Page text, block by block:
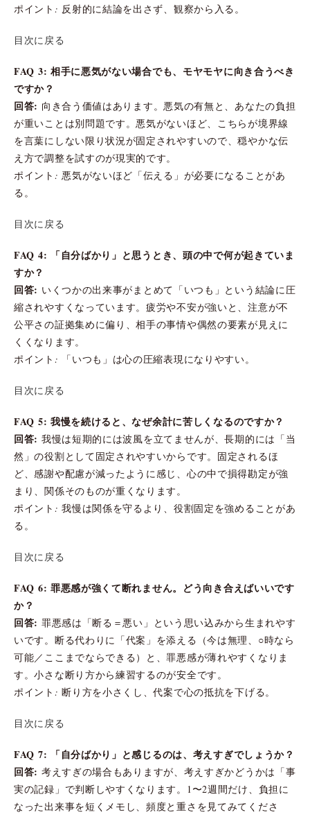
ポイント: 反射的に結論を出さず、観察から入る。
目次に戻る
FAQ 3: 相手に悪気がない場合でも、モヤモヤに向き合うべき
ですか？
回答: 向き合う価値はあります。悪気の有無と、あなたの負担
が重いことは別問題です。悪気がないほど、こちらが境界線
を言葉にしない限り状況が固定されやすいので、穏やかな伝
え方で調整を試すのが現実的です。
ポイント: 悪気がないほど「伝える」が必要になることがあ
る。
目次に戻る
FAQ 4: 「自分ばかり」と思うとき、頭の中で何が起きていま
すか？
回答: いくつかの出来事がまとめて「いつも」という結論に圧
縮されやすくなっています。疲労や不安が強いと、注意が不
公平さの証拠集めに偏り、相手の事情や偶然の要素が見えに
くくなります。
ポイント: 「いつも」は心の圧縮表現になりやすい。
目次に戻る
FAQ 5: 我慢を続けると、なぜ余計に苦しくなるのですか？
回答: 我慢は短期的には波風を立てませんが、長期的には「当
然」の役割として固定されやすいからです。固定されるほ
ど、感謝や配慮が減ったように感じ、心の中で損得勘定が強
まり、関係そのものが重くなります。
ポイント: 我慢は関係を守るより、役割固定を強めることがあ
る。
目次に戻る
FAQ 6: 罪悪感が強くて断れません。どう向き合えばいいです
か？
回答: 罪悪感は「断る＝悪い」という思い込みから生まれやす
いです。断る代わりに「代案」を添える（今は無理、○時なら
可能／ここまでならできる）と、罪悪感が薄れやすくなりま
す。小さな断り方から練習するのが安全です。
ポイント: 断り方を小さくし、代案で心の抵抗を下げる。
目次に戻る
FAQ 7: 「自分ばかり」と感じるのは、考えすぎでしょうか？
回答: 考えすぎの場合もありますが、考えすぎかどうかは「事
実の記録」で判断しやすくなります。1〜2週間だけ、負担に
なった出来事を短くメモし、頻度と重さを見てみてくださ